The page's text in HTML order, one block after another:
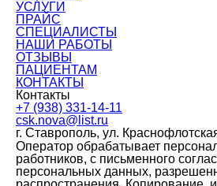
УСЛУГИ
ПРАЙС
СПЕЦИАЛИСТЫ
НАШИ РАБОТЫ
ОТЗЫВЫ
ПАЦИЕНТАМ
КОНТАКТЫ
Контакты
+7 (938) 331-14-11
csk.nova@list.ru
г. Ставрополь, ул.
Оператор обрабатывает
работников, с письменного
персональных данных,